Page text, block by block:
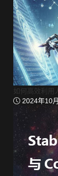
如何高效利用
2024年10